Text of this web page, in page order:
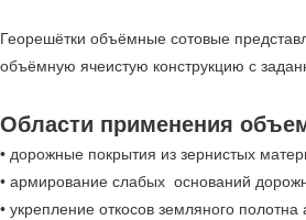
Георешётки объёмные сотовые
объёмную ячеистую конструкцию с
Области применения
• дорожные покрытия из зернистых
• армирование слабых оснований
• укрепление откосов земляного